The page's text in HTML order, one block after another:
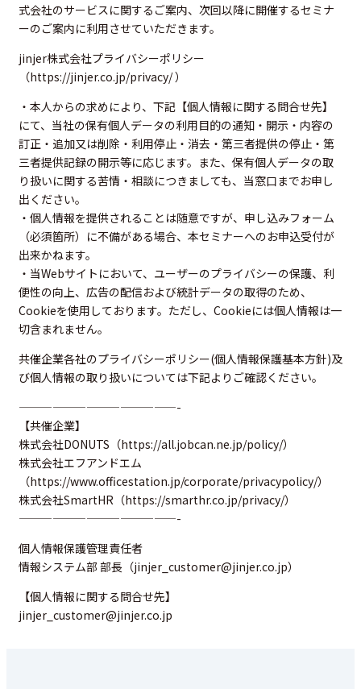
式会社のサービスに関するご案内、次回以降に開催するセミナ
ーのご案内に利用させていただきます。
jinjer株式会社プライバシーポリシー
（https://jinjer.co.jp/privacy/）
・本人からの求めにより、下記【個人情報に関する問合せ先】
にて、当社の保有個人データの利用目的の通知・開示・内容の
訂正・追加又は削除・利用停止・消去・第三者提供の停止・第
三者提供記録の開示等に応じます。また、保有個人データの取
り扱いに関する苦情・相談につきましても、当窓口までお申し
出ください。
・個人情報を提供されることは随意ですが、申し込みフォーム
（必須箇所）に不備がある場合、本セミナーへのお申込受付が
出来かねます。
・当Webサイトにおいて、ユーザーのプライバシーの保護、利
便性の向上、広告の配信および統計データの取得のため、
Cookieを使用しております。ただし、Cookieには個人情報は一
切含まれません。
共催企業各社のプライバシーポリシー(個人情報保護基本方針)及
び個人情報の取り扱いについては下記よりご確認ください。
——————————————-
【共催企業】
株式会社DONUTS（https://all.jobcan.ne.jp/policy/）
株式会社エフアンドエム
（https://www.officestation.jp/corporate/privacypolicy/）
株式会社SmartHR（https://smarthr.co.jp/privacy/）
——————————————-
個人情報保護管理責任者
情報システム部 部長（jinjer_customer@jinjer.co.jp）
【個人情報に関する問合せ先】
jinjer_customer@jinjer.co.jp